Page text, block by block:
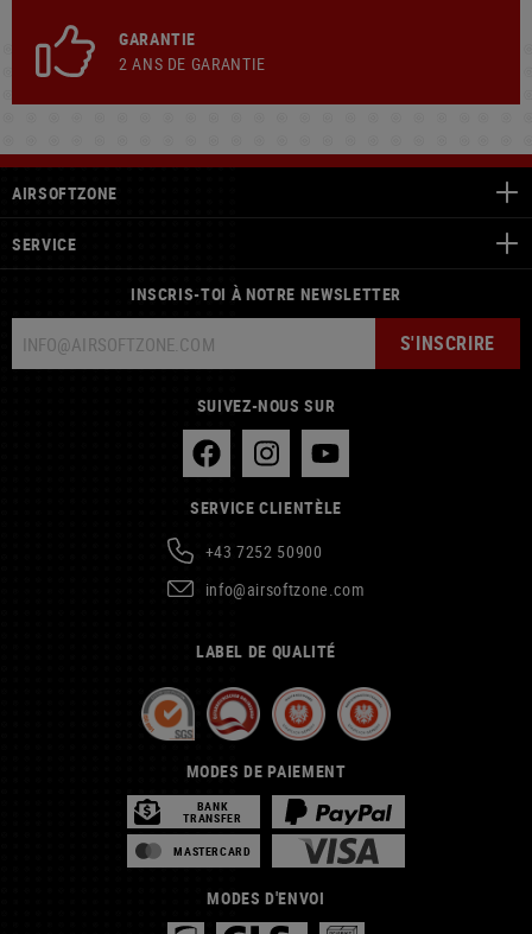
GARANTIE
2 ANS DE GARANTIE
AIRSOFTZONE
SERVICE
INSCRIS-TOI À NOTRE NEWSLETTER
S'INSCRIRE
SUIVEZ-NOUS SUR
SERVICE CLIENTÈLE
+43 7252 50900
info@airsoftzone.com
LABEL DE QUALITÉ
MODES DE PAIEMENT
BANK
TRANSFER
MASTERCARD
MODES D'ENVOI